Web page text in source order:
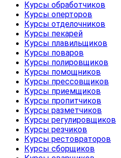
Курсы обработчиков
Курсы оперторов
Курсы отделочников
Курсы пекарей
Курсы плавильщиков
Курсы поваров
Курсы полировщиков
Курсы помощников
Курсы прессовщиков
Курсы приемщиков
Курсы пропитчиков
Курсы разметчиков
Курсы регулировщиков
Курсы резчиков
Курсы рестовраторов
Курсы сборщиков